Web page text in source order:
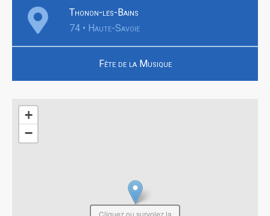
Thonon-les-Bains
74 • Haute-Savoie
Fête de la Musique
+
−
Cliquez ou survolez la